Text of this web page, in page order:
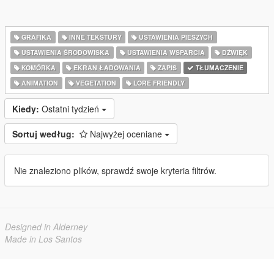
GRAFIKA INNE TEKSTURY
USTAWIENIA PIESZYCH
USTAWIENIA ŚRODOWISKA
USTAWIENIA WSPARCIA
DŹWIĘK
KOMÓRKA
EKRAN ŁADOWANIA ZAPIS
TŁUMACZENIE
ANIMATION
VEGETATION LORE FRIENDLY
Kiedy: Ostatni tydzień
Sortuj według: Najwyżej oceniane
Nie znaleziono plików, sprawdź swoje kryteria filtrów.
Designed in Alderney
Made in Los Santos